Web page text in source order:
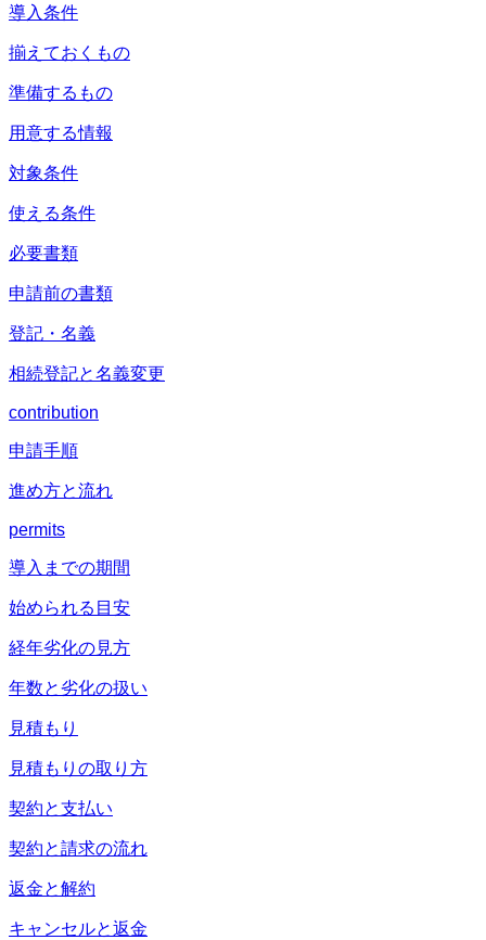
導入条件
揃えておくもの
準備するもの
用意する情報
対象条件
使える条件
必要書類
申請前の書類
登記・名義
相続登記と名義変更
contribution
申請手順
進め方と流れ
permits
導入までの期間
始められる目安
経年劣化の見方
年数と劣化の扱い
見積もり
見積もりの取り方
契約と支払い
契約と請求の流れ
返金と解約
キャンセルと返金